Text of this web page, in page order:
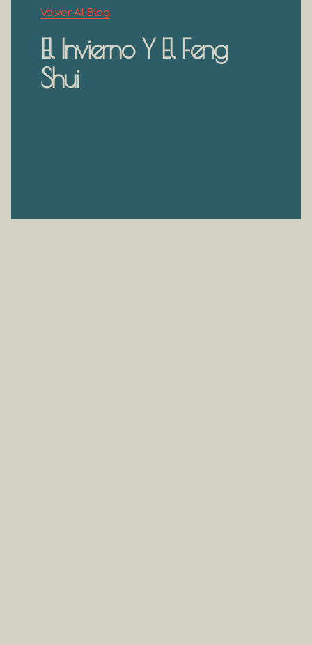
Volver Al Blog
El Invierno Y El Feng
Shui